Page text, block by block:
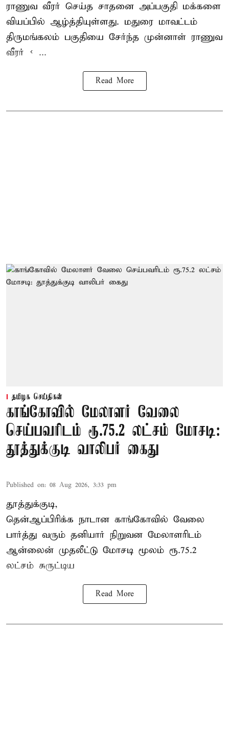
ராணுவ வீரர் செய்த சாதனை அப்பகுதி மக்களை
வியப்பில் ஆழ்த்தியுள்ளது. மதுரை மாவட்டம்
திருமங்கலம் பகுதியை சேர்ந்த முன்னாள் ராணுவ
வீரர் < ...
Read More
தமிழக செய்திகள்
காங்கோவில் மேலாளர் வேலை
செய்பவரிடம் ரூ.75.2 லட்சம் மோசடி:
தூத்துக்குடி வாலிபர் கைது
Published on: 08 Aug 2026, 3:33 pm
தூத்துக்குடி,
தென்ஆப்பிரிக்க நாடான காங்கோவில் வேலை
பார்த்து வரும் தனியார் நிறுவன மேலாளரிடம்
ஆன்லைன் முதலீட்டு மோசடி மூலம் ரூ.75.2
லட்சம் சுருட்டிய
Read More